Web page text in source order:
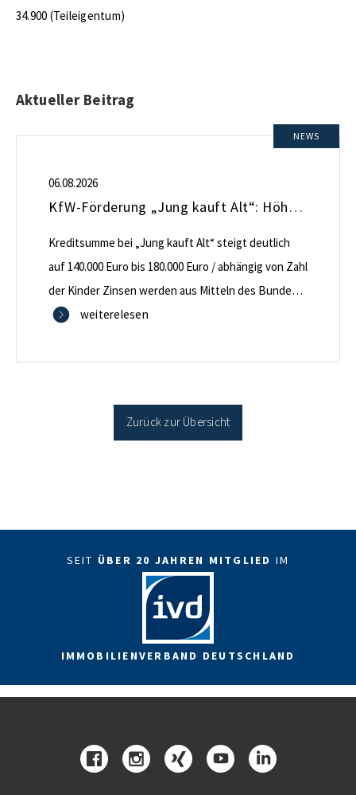
34.900 (Teileigentum)
Aktueller Beitrag
NEWS
06.08.2026
KfW-Förderung „Jung kauft Alt“: Höhere Kredite ab August 2026
Kreditsumme bei „Jung kauft Alt“ steigt deutlich
auf 140.000 Euro bis 180.000 Euro / abhängig von Zahl
der Kinder Zinsen werden aus Mitteln des Bundes
verbilligt: Heutiger Zins bei 0,53 Prozent effektiv bei
Antragstellende verpflichten sich zu energetischer
Sanierung in Einzelmaßnahmen […]
weiterelesen
Zurück zur Übersicht
SEIT ÜBER 20 JAHREN MITGLIED IM
IMMOBILIENVERBAND DEUTSCHLAND